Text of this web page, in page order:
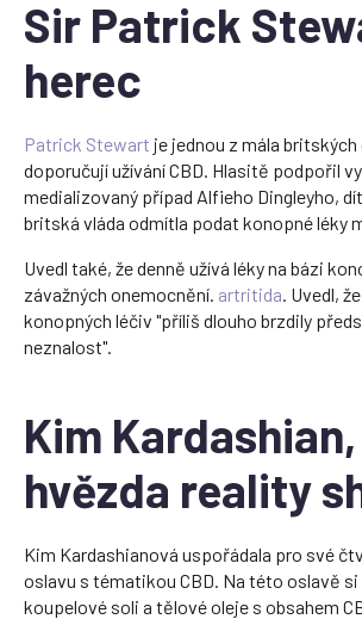
Sir Patrick
herec
Patrick Stewart je jednou z mála
doporučují užívání CBD. Hlasitě podpořil
medializovaný případ Alfieho Dingleyho,
britská vláda odmítla podat konopné léky
Uvedl také, že denně užívá léky na bázi
závažných onemocnění. artritida . Uvedl,
konopných léčiv "příliš dlouho brzdily
neznalost".
Kim Kardashian,
hvězda reality
Kim Kardashianová uspořádala pro své
oslavu s tématikou CBD. Na této oslavě
koupelové soli a tělové oleje s obsahem